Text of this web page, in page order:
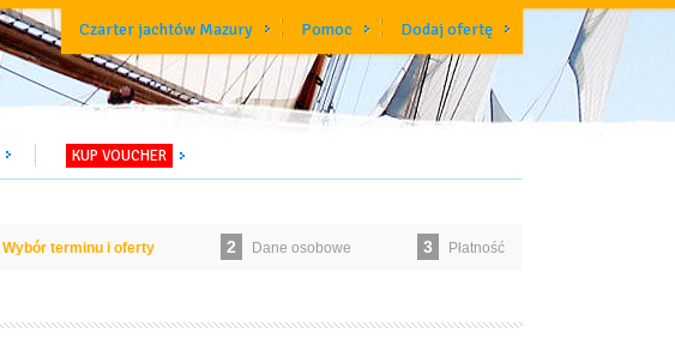
Czarter jachtów Mazury Pomoc Dodaj ofertę
KUP VOUCHER
Wybór terminu i oferty 2 Dane osobowe 3 Płatność